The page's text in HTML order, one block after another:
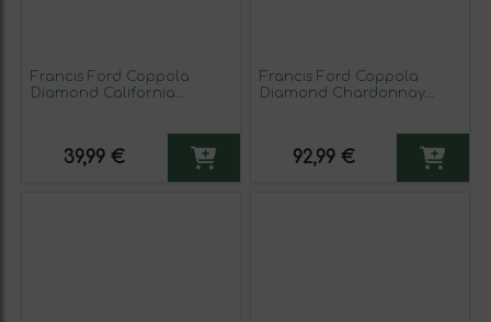
Francis Ford Coppola
Diamond California
39,99 €
Francis Ford Coppola
Diamond Chardonnay
92,99 €